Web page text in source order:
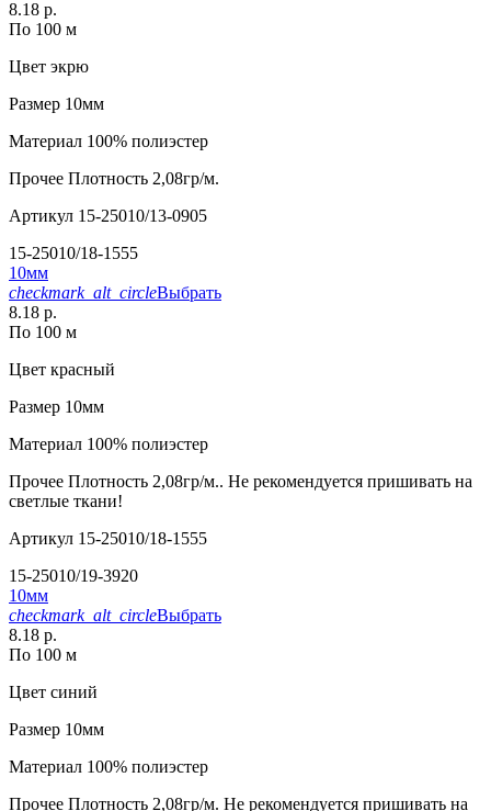
8.18 р.
По 100 м
Цвет экрю
Размер 10мм
Материал 100% полиэстер
Прочее Плотность 2,08гр/м.
Артикул 15-25010/13-0905
15-25010/18-1555
10мм
checkmark_alt_circleВыбрать
8.18 р.
По 100 м
Цвет красный
Размер 10мм
Материал 100% полиэстер
Прочее Плотность 2,08гр/м.. Не рекомендуется пришивать на
светлые ткани!
Артикул 15-25010/18-1555
15-25010/19-3920
10мм
checkmark_alt_circleВыбрать
8.18 р.
По 100 м
Цвет синий
Размер 10мм
Материал 100% полиэстер
Прочее Плотность 2,08гр/м. Не рекомендуется пришивать на